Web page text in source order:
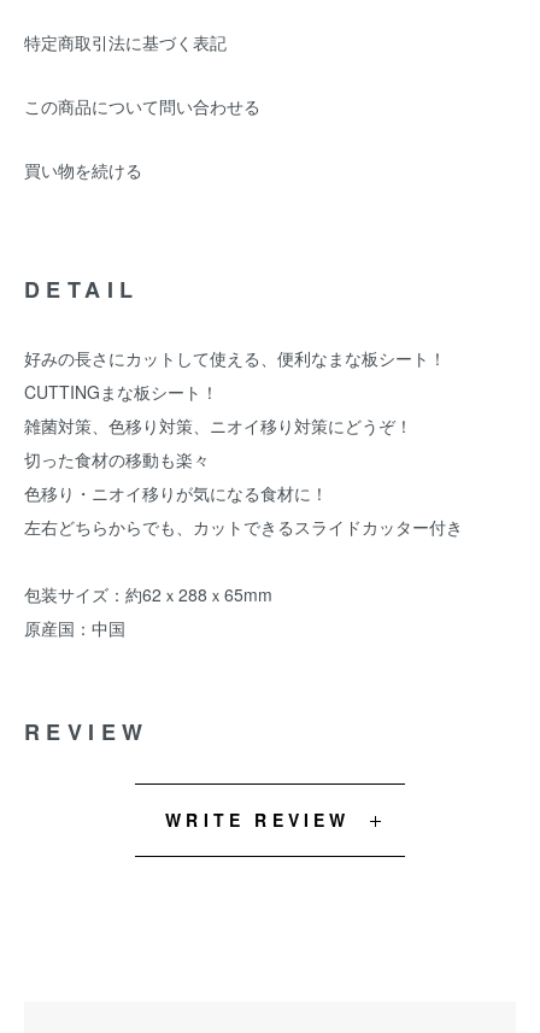
特定商取引法に基づく表記
この商品について問い合わせる
買い物を続ける
DETAIL
好みの長さにカットして使える、便利なまな板シート！
CUTTINGまな板シート！
雑菌対策、色移り対策、ニオイ移り対策にどうぞ！
切った食材の移動も楽々
色移り・ニオイ移りが気になる食材に！
左右どちらからでも、カットできるスライドカッター付き
包装サイズ：約62ｘ288ｘ65mm
原産国：中国
REVIEW
WRITE REVIEW